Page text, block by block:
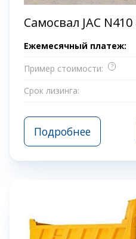
Самосвал JAC N410
Ежемесячный платеж:
Пример стоимости:
?
Срок лизинга:
Подробнее